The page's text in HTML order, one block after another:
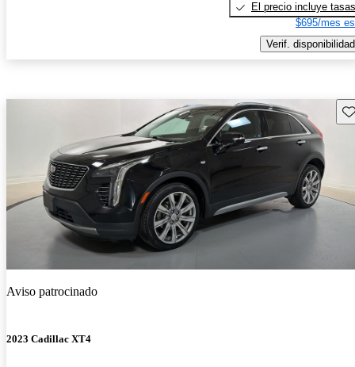
El precio incluye tasas
$695/mes
Verif. disponibilidad
Aviso patrocinado
2023 Cadillac XT4